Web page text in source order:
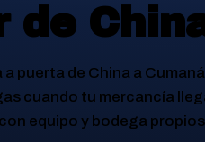
de
puerta de China a Cumaná
cuando tu mercancía
equipo y bodega